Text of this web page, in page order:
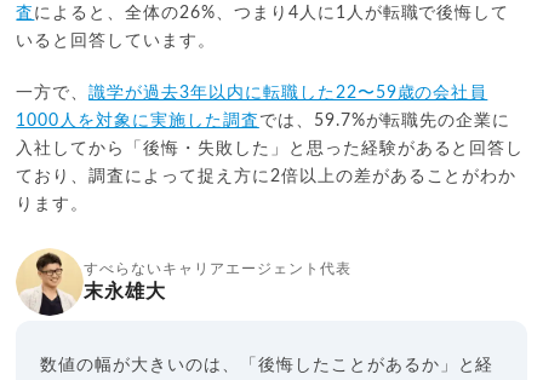
査 によると、全体の26%、つまり4人に1人が転職で後悔して
いると回答しています。
一方で、識学が過去3年以内に転職した22〜59歳の会社員
1000人を対象に実施した調査 では、59.7%が転職先の企業に
入社してから「後悔・失敗した」と思った経験があると回答し
ており、調査によって捉え方に2倍以上の差があることがわか
ります。
すべらないキャリアエージェント代表
末永雄大
数値の幅が大きいのは、「後悔したことがあるか」と経